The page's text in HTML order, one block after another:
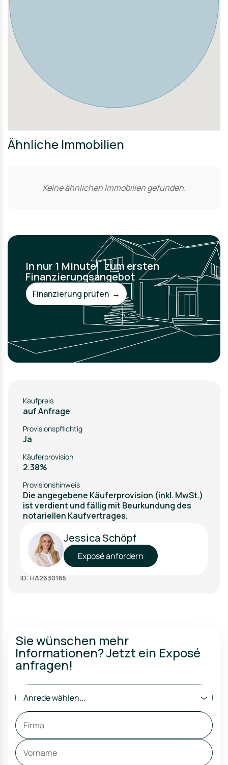
Ähnliche Immobilien
Keine ähnlichen Immobilien gefunden.
In nur 1 Minute zum ersten
Finanzierungsangebot
Finanzierung prüfen →
Kaufpreis
auf Anfrage
Provisionspflichtig
Ja
Käuferprovision
2.38%
Provisionshinweis
Die angegebene Käuferprovision (inkl. MwSt.)
ist verdient und fällig mit Beurkundung des
notariellen Kaufvertrages.
Jessica Schöpf
Exposé anfordern
ID: HA2630165
Sie wünschen mehr
Informationen? Jetzt ein Exposé
anfragen!
Anrede wählen...